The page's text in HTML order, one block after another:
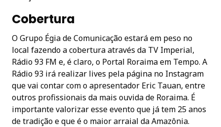
Cobertura
O Grupo Égia de Comunicação estará em peso no
local fazendo a cobertura através da TV Imperial,
Rádio 93 FM e, é claro, o Portal Roraima em Tempo. A
Rádio 93 irá realizar lives pela página no Instagram
que vai contar com o apresentador Eric Tauan, entre
outros profissionais da mais ouvida de Roraima. É
importante valorizar esse evento que já tem 25 anos
de tradição e que é o maior arraial da Amazônia.